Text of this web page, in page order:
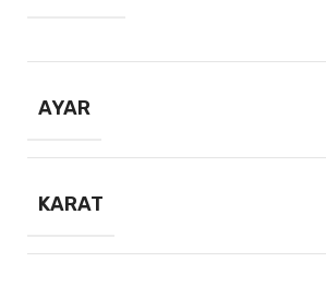
AYAR
KARAT